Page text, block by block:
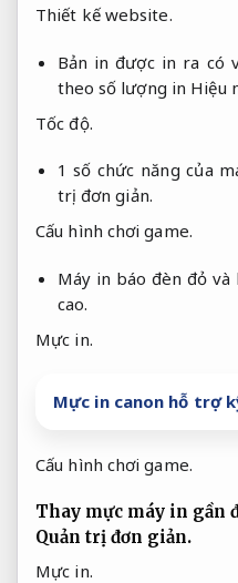
Thiết kế website.
Bản in được in ra có
theo số lượng in Hiệu
Tốc độ.
1 số chức năng của
trị đơn giản.
Cấu hình chơi game.
Máy in báo đèn đỏ và
cao.
Mực in.
Mực in canon hỗ trợ
Cấu hình chơi game.
Thay mực máy in gần
Quản trị đơn giản.
Mực in.